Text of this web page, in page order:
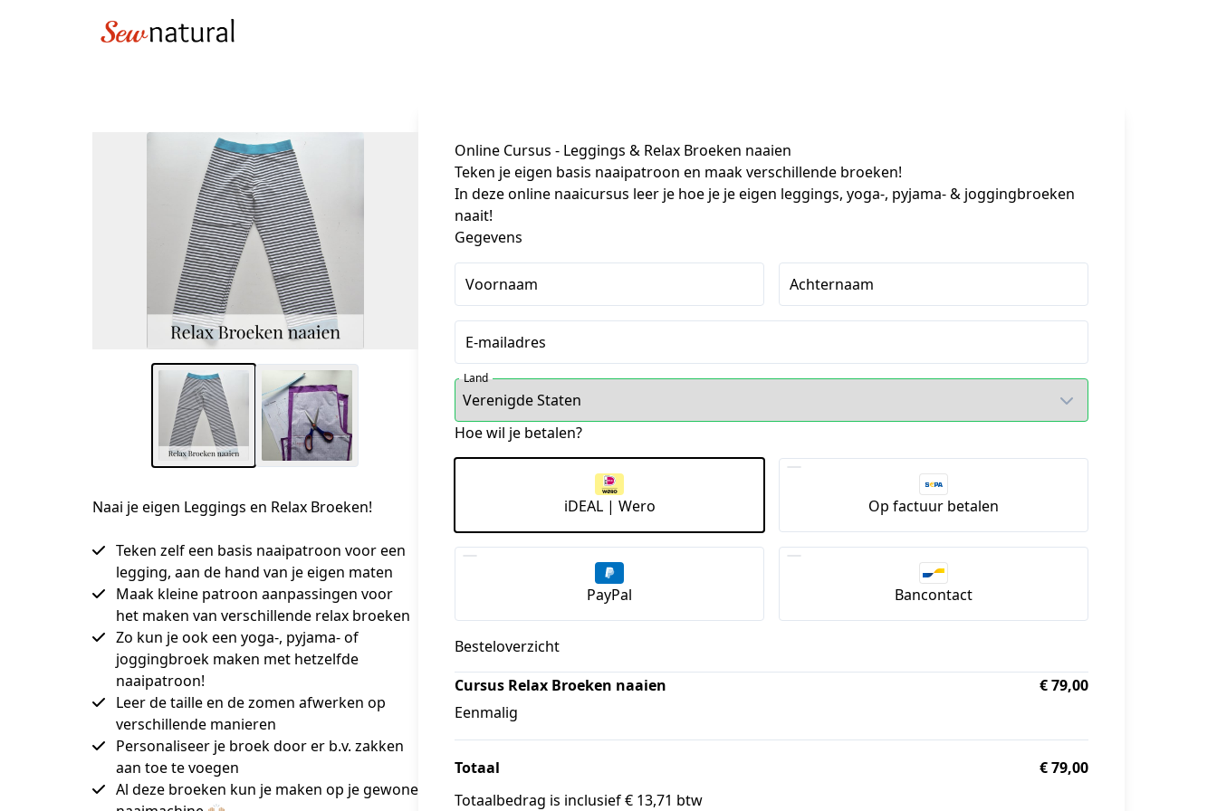
Naai je eigen Leggings en Relax Broeken!
Teken zelf een basis naaipatroon voor een
legging, aan de hand van je eigen maten
Maak kleine patroon aanpassingen voor
het maken van verschillende relax broeken
Zo kun je ook een yoga-, pyjama- of
joggingbroek maken met hetzelfde
naaipatroon!
Leer de taille en de zomen afwerken op
verschillende manieren
Personaliseer je broek door er b.v. zakken
aan toe te voegen
Al deze broeken kun je maken op je gewone
Online Cursus - Leggings & Relax Broeken naaien
Teken je eigen basis naaipatroon en maak verschillende broeken!
In deze online naaicursus leer je hoe je je eigen leggings, yoga-, pyjama- & joggingbroeken
naait!
Gegevens
Voornaam Achternaam
E-mailadres
Land
Hoe wil je betalen?
iDEAL | Wero Op factuur betalen
PayPal Bancontact
Besteloverzicht
Cursus Relax Broeken naaien
Eenmalig
€ 79,00
Totaal
€ 79,00
Totaalbedrag is inclusief € 13,71 btw